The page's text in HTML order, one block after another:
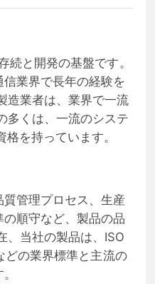
続と開発の基盤です。
業界で長年の経験を
造業者は、業界で一流
多くは、一流のシステ
を持っています。
管理プロセス、生産
順守など、製品の品
、当社の製品は、ISO
どの業界標準と主流の